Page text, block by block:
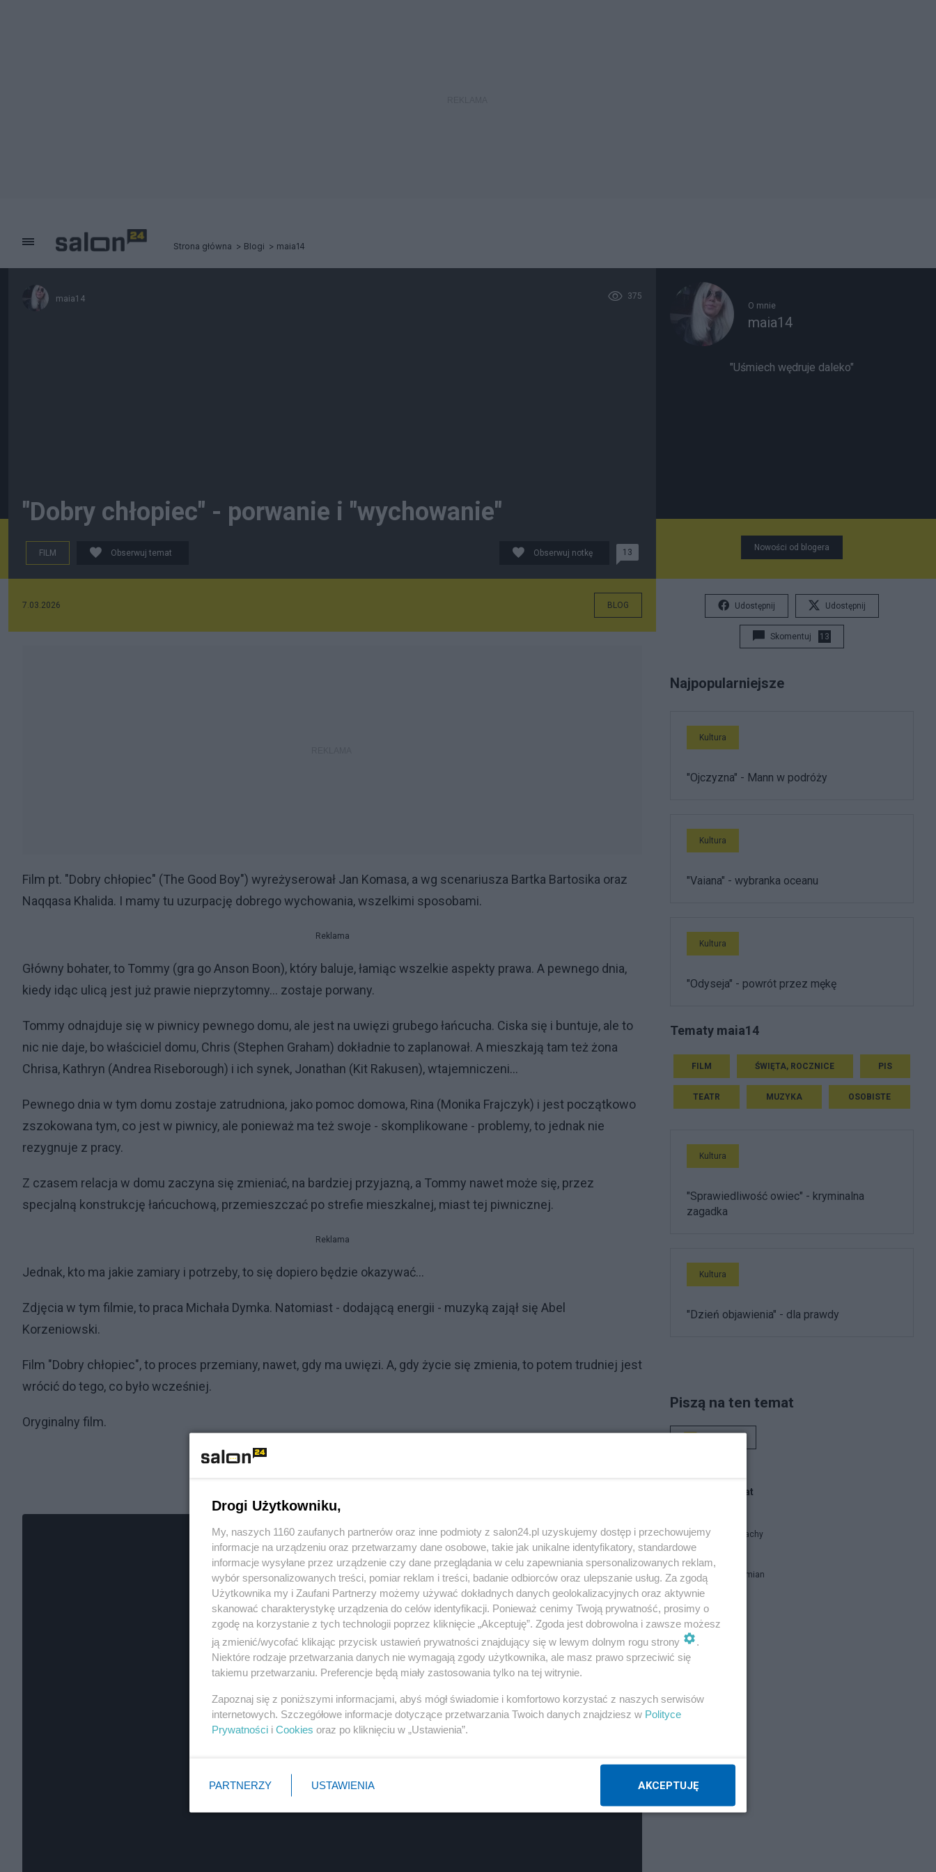
Strona główna Blogi maia14
maia14 375
"Dobry chłopiec" - porwanie i "wychowanie"
FILM Obserwuj temat Obserwuj notkę 13
7.03.2026 BLOG
Film pt. "Dobry chłopiec" (The Good Boy") wyreżyserował Jan Komasa, a wg scenariusza Bartka Bartosika oraz
Naqqasa Khalida. I mamy tu uzurpację dobrego wychowania, wszelkimi sposobami.
Reklama
Główny bohater, to Tommy (gra go Anson Boon), który baluje, łamiąc wszelkie aspekty prawa. A pewnego dnia,
kiedy idąc ulicą jest już prawie nieprzytomny... zostaje porwany.
Tommy odnajduje się w piwnicy pewnego domu, ale jest na uwięzi grubego łańcucha. Ciska się i buntuje, ale to
nic nie daje, bo właściciel domu, Chris (Stephen Graham) dokładnie to zaplanował. A mieszkają tam też żona
Chrisa, Kathryn (Andrea Riseborough) i ich synek, Jonathan (Kit Rakusen), wtajemniczeni...
Pewnego dnia w tym domu zostaje zatrudniona, jako pomoc domowa, Rina (Monika Frajczyk) i jest początkowo
zszokowana tym, co jest w piwnicy, ale ponieważ ma też swoje - skomplikowane - problemy, to jednak nie
rezygnuje z pracy.
Z czasem relacja w domu zaczyna się zmieniać, na bardziej przyjazną, a Tommy nawet może się, przez
specjalną konstrukcję łańcuchową, przemieszczać po strefie mieszkalnej, miast tej piwnicznej.
Reklama
Jednak, kto ma jakie zamiary i potrzeby, to się dopiero będzie okazywać...
Zdjęcia w tym filmie, to praca Michała Dymka. Natomiast - dodającą energii - muzyką zajął się Abel
Korzeniowski.
Film "Dobry chłopiec", to proces przemiany, nawet, gdy ma uwięzi. A, gdy życie się zmienia, to potem trudniej jest
wrócić do tego, co było wcześniej.
Oryginalny film.
O mnie
maia14
"Uśmiech wędruje daleko"
Nowości od blogera
Udostępnij Udostępnij
Skomentuj 13
Najpopularniejsze
Kultura
"Ojczyzna" - Mann w podróży
Kultura
"Vaiana" - wybranka oceanu
Kultura
"Odyseja" - powrót przez mękę
Tematy maia14
FILM ŚWIĘTA, ROCZNICE PIS
TEATR MUZYKA OSOBISTE
Kultura
"Sprawiedliwość owiec" - kryminalna
zagadka
Kultura
"Dzień objawienia" - dla prawdy
Piszą na ten temat
Blogi na ten temat
Smok Eustachy
TomaszDamian
report
Napisz notkę
Drogi Użytkowniku,
My, naszych 1160 zaufanych partnerów oraz inne podmioty z salon24.pl uzyskujemy dostęp i przechowujemy
informacje na urządzeniu oraz przetwarzamy dane osobowe, takie jak unikalne identyfikatory, standardowe
informacje wysyłane przez urządzenie czy dane przeglądania w celu zapewniania spersonalizowanych reklam,
wybór spersonalizowanych treści, pomiar reklam i treści, badanie odbiorców oraz ulepszanie usług. Za zgodą
Użytkownika my i Zaufani Partnerzy możemy używać dokładnych danych geolokalizacyjnych oraz aktywnie
skanować charakterystykę urządzenia do celów identyfikacji. Ponieważ cenimy Twoją prywatność, prosimy o
zgodę na korzystanie z tych technologii poprzez kliknięcie „Akceptuję”. Zgoda jest dobrowolna i zawsze możesz
ją zmienić/wycofać klikając przycisk ustawień prywatności znajdujący się w lewym dolnym rogu strony
.
Niektóre rodzaje przetwarzania danych nie wymagają zgody użytkownika, ale masz prawo sprzeciwić się
takiemu przetwarzaniu. Preferencje będą miały zastosowania tylko na tej witrynie.
Zapoznaj się z poniższymi informacjami, abyś mógł świadomie i komfortowo korzystać z naszych serwisów
internetowych. Szczegółowe informacje dotyczące przetwarzania Twoich danych znajdziesz w Polityce
Prywatności i Cookies oraz po kliknięciu w „Ustawienia”.
PARTNERZY USTAWIENIA AKCEPTUJĘ